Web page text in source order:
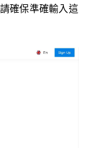
確保準確輸入這